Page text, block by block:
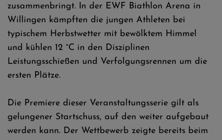
zusammenbringt. In der EWF Biathlon Arena in
Willingen kämpften die jungen Athleten bei
typischem Herbstwetter mit bewölktem Himmel
und kühlen 12 °C in den Disziplinen
Leistungsschießen und Verfolgungsrennen um die
ersten Plätze.
Die Premiere dieser Veranstaltungsserie gilt als
gelungener Startschuss, auf den weiter aufgebaut
werden kann. Der Wettbewerb zeigte bereits beim